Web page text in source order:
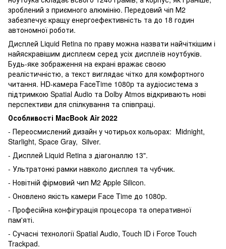
зроблений з приємного алюмінію. Передовий чіп М2
забезпечує кращу енергоефективність та до 18 годин
автономної роботи.
Дисплей Liquid Retina по праву можна назвати найчіткішим і
найяскравішим дисплеєм серед усіх дисплеїв ноутбуків.
Будь-яке зображення на екрані вражає своєю
реалістичністю, а текст виглядає чітко для комфортного
читання. HD-камера FaceTime 1080p та аудіосистема з
підтримкою Spatial Audio та Dolby Atmos відкривають нові
перспективи для спілкування та співпраці.
Особливості MacBook Air 2022
- Переосмислений дизайн у чотирьох кольорах: Midnight,
Starlight, Space Gray, Silver.
- Дисплей Liquid Retina з діагоналлю 13".
- Ультратонкі рамки навколо дисплея та чубчик.
- Новітній фірмовий чип М2 Apple Silicon.
- Оновлено якість камери Face Time до 1080p.
- Професійна конфігурація процесора та оперативної
пам'яті.
- Сучасні технології Spatial Audio, Touch ID і Force Touch
Trackpad.